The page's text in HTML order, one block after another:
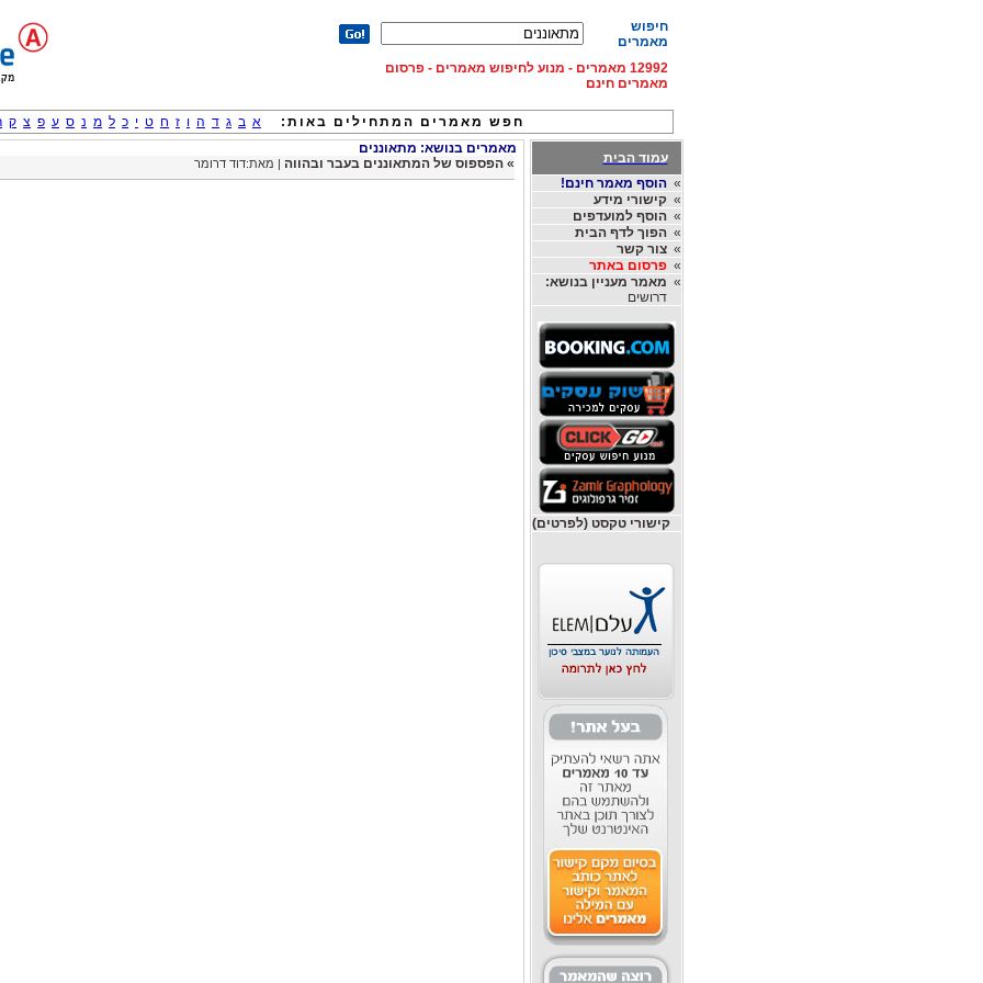
חיפוש
מאמרים
12992 מאמרים - מנוע לחיפוש מאמרים - פרסום
מאמרים חינם
חפש מאמרים המתחילים באות: א ב ג ד ה ו ז ח ט י כ ל מ נ ס ע פ צ ק
עמוד הבית
»הוסף מאמר חינם!
»קישורי מידע
»הוסף למועדפים
»הפוך לדף הבית
»צור קשר
»פרסום באתר
» מאמר מעניין בנושא:
דרושים
קישורי טקסט (לפרטים)
מאמרים בנושא: מתאוננים
» הפספוס של המתאוננים בעבר ובהווה | מאת:דוד דרומר